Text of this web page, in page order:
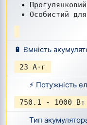
Особистий
🔋 Ємність
23 А·г
⚡ Потужність
750.1 - 1000 Вт
Тип